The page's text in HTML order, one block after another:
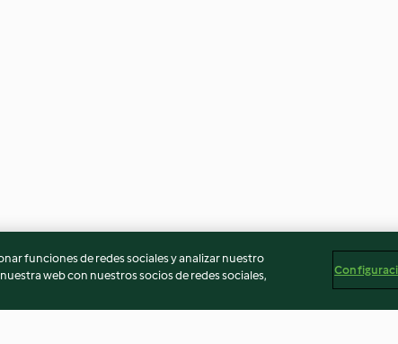
funciones de redes sociales y analizar nuestro
web con nuestros socios de redes sociales,